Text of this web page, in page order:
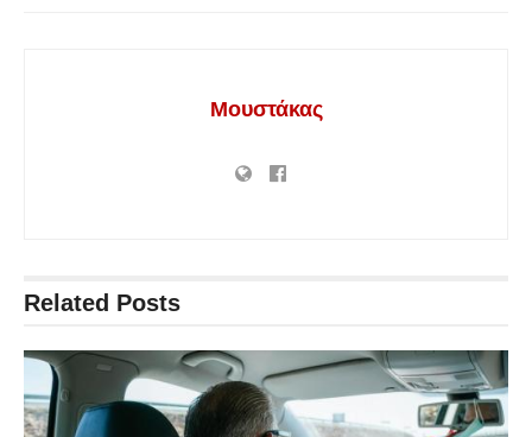
Μουστάκας
Related Posts